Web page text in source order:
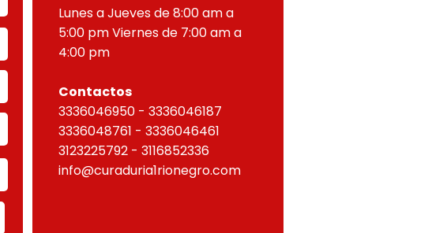
Lunes a Jueves de 8:00 am a
5:00 pm Viernes de 7:00 am a
4:00 pm
Contactos
3336046950 - 3336046187
3336048761 - 3336046461
3123225792 - 3116852336
info@curaduria1rionegro.com